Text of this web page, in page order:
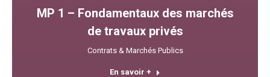
MP 1 – Fondamentaux des marchés
de travaux privés
Contrats & Marchés Publics
En savoir +